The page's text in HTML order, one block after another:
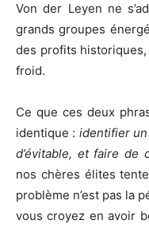
Von der Leyen ne
grands groupes
des profits historiques,
froid.
Ce que ces deux
identique : identifier
d’évitable, et faire de
nos chères élites
problème n’est pas la
vous croyez en avoir